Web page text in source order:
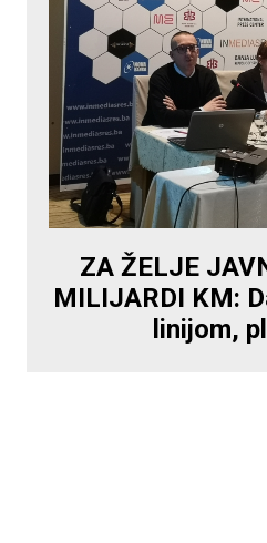
ZA ŽELJE
MILIJARDI KM:
linijom,